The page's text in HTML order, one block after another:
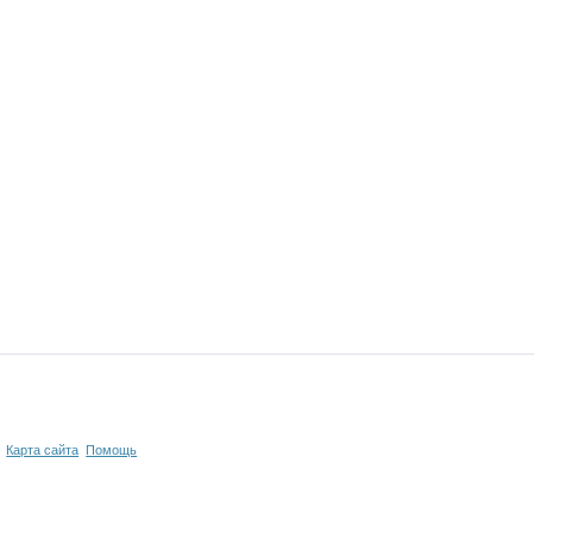
Карта сайта Помощь